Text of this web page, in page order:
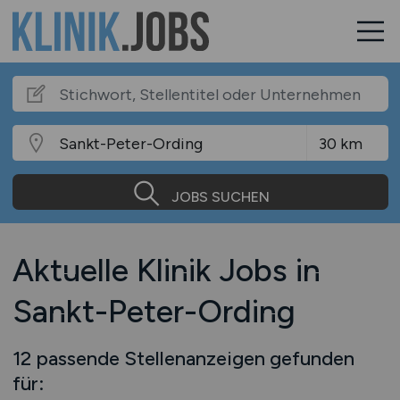
JOBS SUCHEN
Aktuelle Klinik Jobs in
Sankt-Peter-Ording
12 passende Stellenanzeigen gefunden
für: